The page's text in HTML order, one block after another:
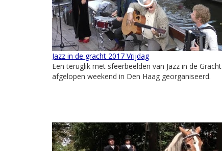
Jazz in de gracht 2017 Vrijdag
Een teruglik met sfeerbeelden van Jazz in de Gracht
afgelopen weekend in Den Haag georganiseerd.